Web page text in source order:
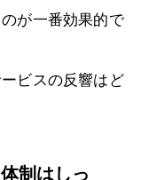
が一番効果的で
ビスの反響はど
制はしっ